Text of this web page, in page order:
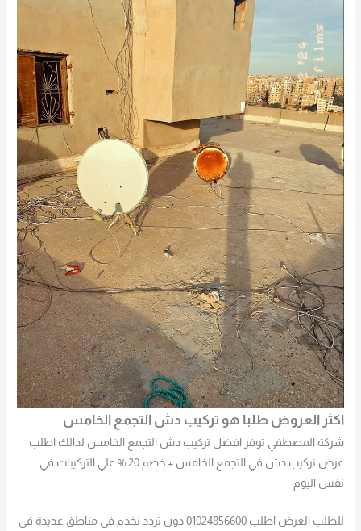
اكثر العروض طلبا هو تركيب دش التجمع الخامس
شركة المصطفي توفر افضل تركيب دش التجمع الخامس لذالك اطلب
عرض تركيب دش في التجمع الخامس + خصم 20 % علي التركيبات في
نفس اليوم
للطلب العرض اطلب 01024856600 دون تردد نخدم في مناطق عديدة في